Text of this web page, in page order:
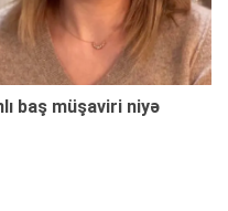
baş müşaviri niyə